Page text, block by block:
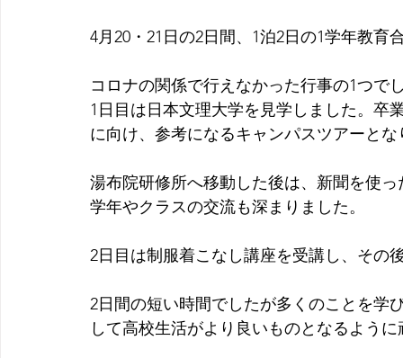
4月20・21日の2日間、1泊2日の1学年教育
コロナの関係で行えなかった行事の1つで
1日目は日本文理大学を見学しました。卒
に向け、参考になるキャンパスツアーとな
湯布院研修所へ移動した後は、新聞を使
学年やクラスの交流も深まりました。
2日目は制服着こなし講座を受講し、その
2日間の短い時間でしたが多くのことを学
して高校生活がより良いものとなるよう